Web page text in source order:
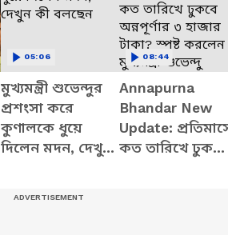
মুখ্যমন্ত্রী শুভেন্দুর
প্রশংসা করে
কুণালকে ধুয়ে
দিলেন মদন, দেখুন
05:06
Annapurna
Bhandar New
Update:
কত তারিখে ঢুকবে
08:44